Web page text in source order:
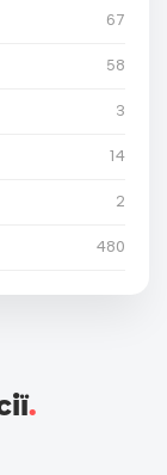
67
58
3
14
2
480
.